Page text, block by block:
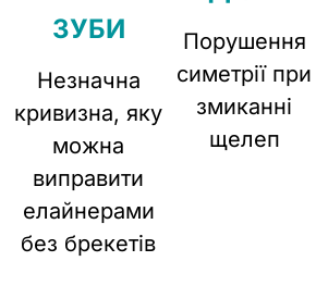
ЗУБИ
Незначна
кривизна, яку
можна
виправити
елайнерами
без брекетів
Порушення
симетрії при
змиканні
щелеп